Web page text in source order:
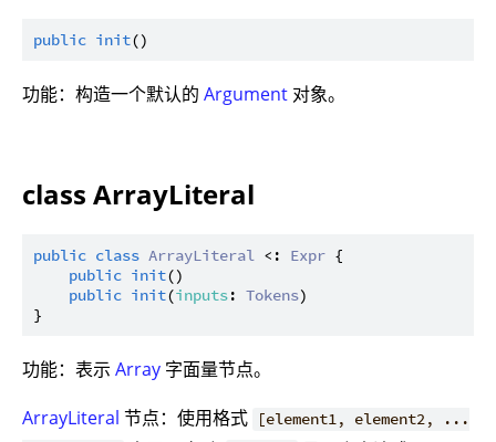
public init
功能：构造一个默认的 Argument 对象。
class ArrayLiteral
public class ArrayLiteral <: Expr {
public init()
public init(inputs: Tokens)
功能：表示 Array 字面量节点。
ArrayLiteral 节点：使用格式
[element1, element2, ...